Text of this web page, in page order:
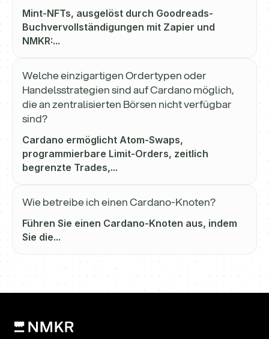
Mint-NFTs, ausgelöst durch Goodreads-
Buchvervollständigungen mit Zapier und
NMKR:...
Welche einzigartigen Ordertypen oder
Handelsstrategien sind auf Cardano möglich,
die an zentralisierten Börsen nicht verfügbar
sind?
Cardano ermöglicht Atom-Swaps,
programmierbare Limit-Orders, zeitlich
begrenzte Trades,...
Wie betreibe ich einen Cardano-Knoten?
Führen Sie einen Cardano-Knoten aus, indem
Sie die...